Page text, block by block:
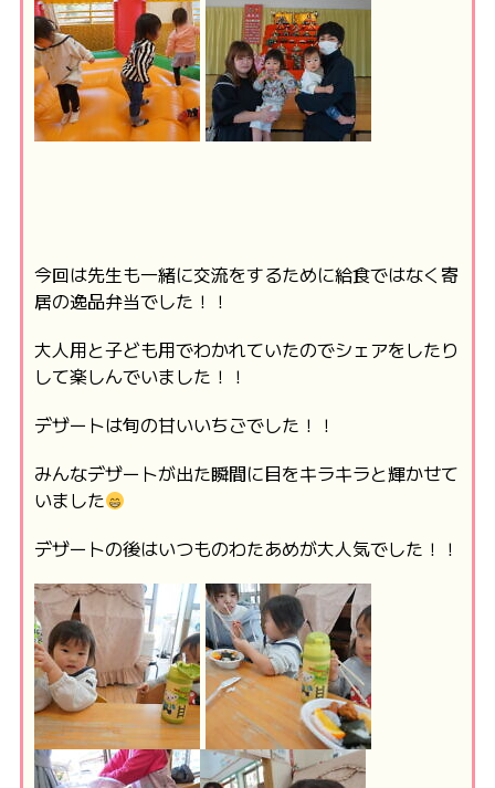
今回は先生も一緒に交流をするために給食ではなく寄
居の逸品弁当でした！！
大人用と子ども用でわかれていたのでシェアをしたり
して楽しんでいました！！
デザートは旬の甘いいちごでした！！
みんなデザートが出た瞬間に目をキラキラと輝かせて
いました
デザートの後はいつものわたあめが大人気でした！！